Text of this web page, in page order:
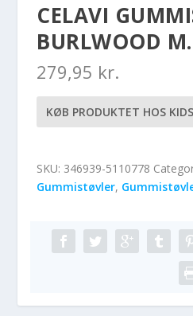
CELAVI
BURLWOOD
279,95 kr.
KØB PRODUKTET HOS
SKU: 346939-5110778
Gummistøvler,